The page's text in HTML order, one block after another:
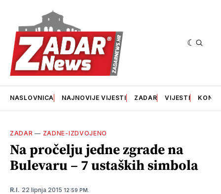
NASLOVNICA NAJNOVIJE VIJESTI ZADAR VIJESTI
ZADAR — ZADNE-IZDVOJENO
Na pročelju jedne zgrade na
Bulevaru – 7 ustaških simbola
R.I. 22 lipnja 2015 12:59 PM.